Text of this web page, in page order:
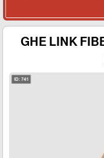
GHE LINK